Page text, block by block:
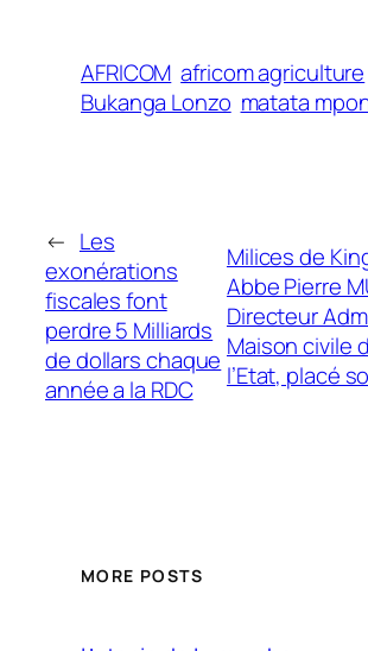
AFRICOM africom agriculture
Bukanga Lonzo matata
← Les
exonérations
fiscales font
perdre 5 Milliards
de dollars chaque
année a la RDC
Milices de
Abbe Pierre
Directeur
Maison civile
l’Etat, placé
MORE POSTS